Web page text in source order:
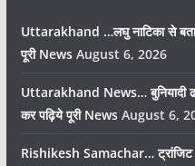
Uttarakhand …लघु नाटिका से
पूरी News August 6, 2026
Uttarakhand News… बुनियादी
कर पढ़िये पूरी News August 6,
Rishikesh Samachar…